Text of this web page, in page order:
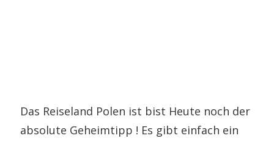
Das Reiseland Polen ist bist Heute noch der
absolute Geheimtipp ! Es gibt einfach ein